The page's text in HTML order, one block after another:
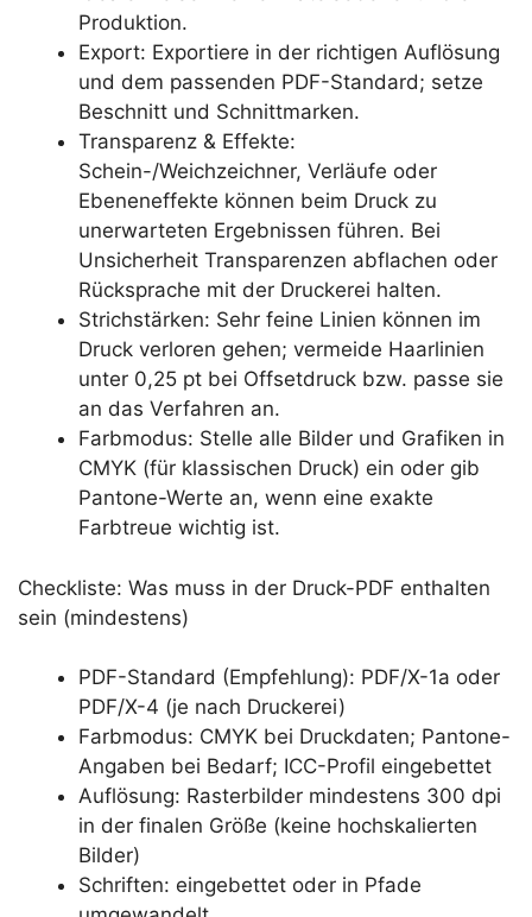
Produktion.
Export: Exportiere in der richtigen Auflösung
und dem passenden PDF-Standard; setze
Beschnitt und Schnittmarken.
Transparenz & Effekte:
Schein-/Weichzeichner, Verläufe oder
Ebeneneffekte können beim Druck zu
unerwarteten Ergebnissen führen. Bei
Unsicherheit Transparenzen abflachen oder
Rücksprache mit der Druckerei halten.
Strichstärken: Sehr feine Linien können im
Druck verloren gehen; vermeide Haarlinien
unter 0,25 pt bei Offsetdruck bzw. passe sie
an das Verfahren an.
Farbmodus: Stelle alle Bilder und Grafiken in
CMYK (für klassischen Druck) ein oder gib
Pantone-Werte an, wenn eine exakte
Farbtreue wichtig ist.
Checkliste: Was muss in der Druck-PDF enthalten
sein (mindestens)
PDF-Standard (Empfehlung): PDF/X-1a oder
PDF/X-4 (je nach Druckerei)
Farbmodus: CMYK bei Druckdaten; Pantone-
Angaben bei Bedarf; ICC-Profil eingebettet
Auflösung: Rasterbilder mindestens 300 dpi
in der finalen Größe (keine hochskalierten
Bilder)
Schriften: eingebettet oder in Pfade